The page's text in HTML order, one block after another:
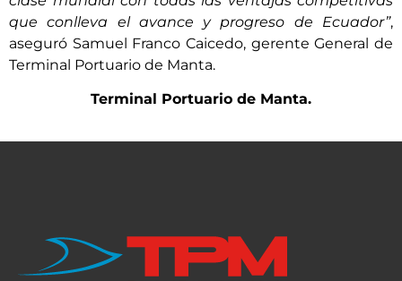
queconlleva el avance y progreso de Ecuador”,
aseguró Samuel Franco Caicedo, gerente General de
Terminal Portuario de Manta.
Terminal Portuario de Manta.